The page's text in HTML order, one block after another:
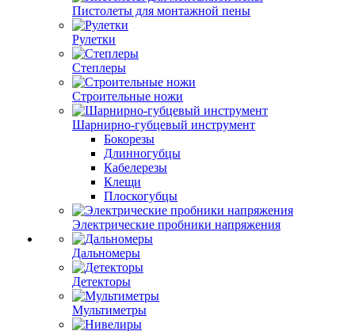
Пистолеты для монтажной пены
Рулетки
Степлеры
Строительные ножи
Шарнирно-губцевый инструмент
Бокорезы
Длинногубцы
Кабелерезы
Клещи
Плоскогубцы
Электрические пробники напряжения
Дальномеры
Детекторы
Мультиметры